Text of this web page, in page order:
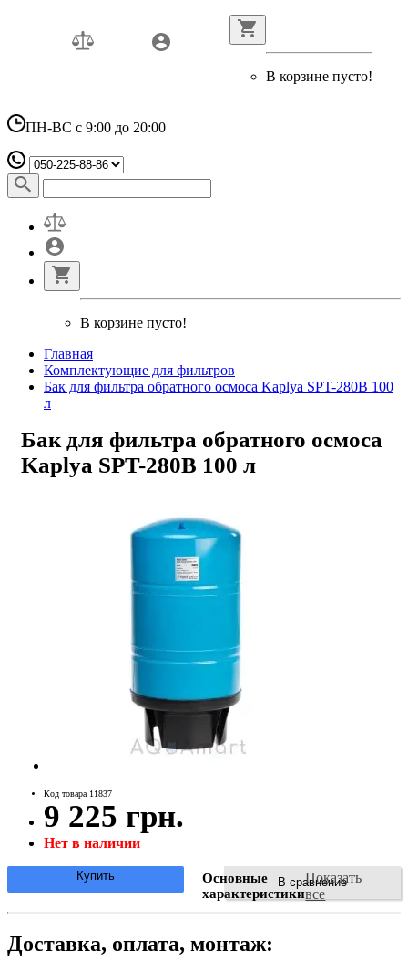
В корзине пусто!
ПН-ВС с 9:00 до 20:00
В корзине пусто!
Главная
Комплектующие для фильтров
Бак для фильтра обратного осмоса Kaplya SPT-280B 100
л
Бак для фильтра обратного осмоса
Kaplya SPT-280B 100 л
Код товара 11837
9 225 грн.
Нет в наличии
В сравнение
Купить
Основные
характеристики
Показать
все
Доставка, оплата, монтаж: